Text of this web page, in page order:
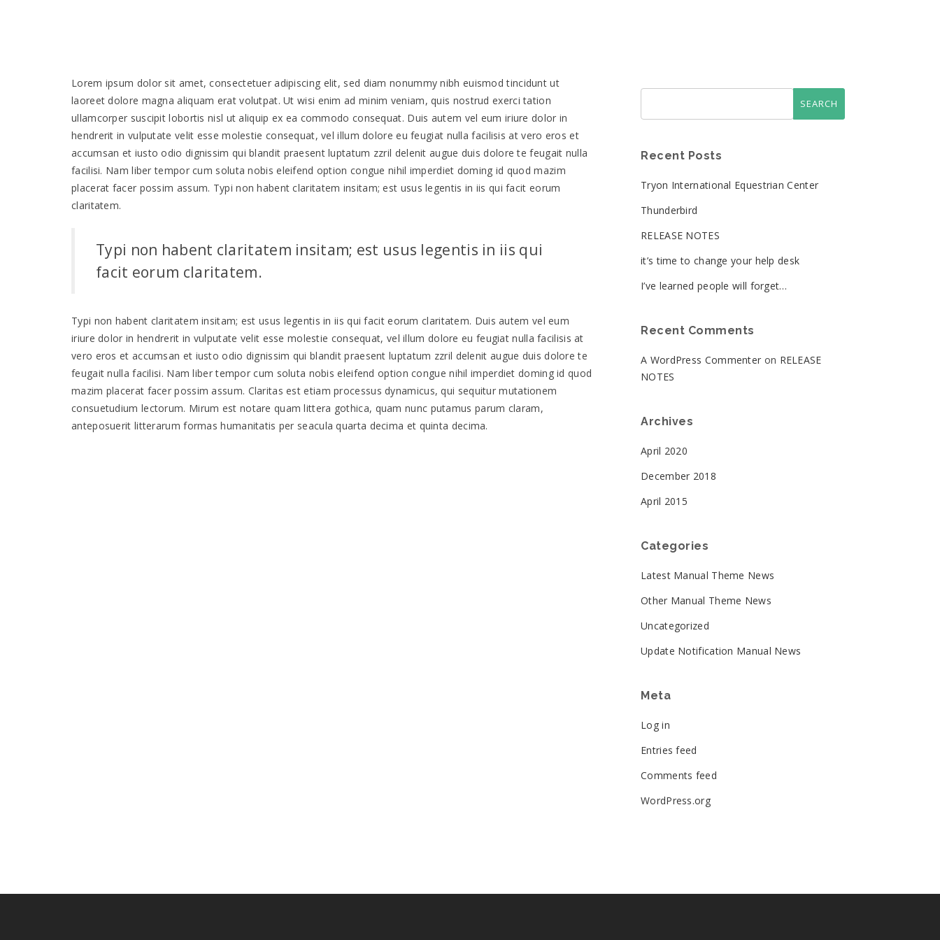
Lorem ipsum dolor sit amet, consectetuer adipiscing elit, sed diam nonummy nibh euismod tincidunt ut
laoreet dolore magna aliquam erat volutpat. Ut wisi enim ad minim veniam, quis nostrud exerci tation
ullamcorper suscipit lobortis nisl ut aliquip ex ea commodo consequat. Duis autem vel eum iriure dolor in
hendrerit in vulputate velit esse molestie consequat, vel illum dolore eu feugiat nulla facilisis at vero eros et
accumsan et iusto odio dignissim qui blandit praesent luptatum zzril delenit augue duis dolore te feugait nulla
facilisi. Nam liber tempor cum soluta nobis eleifend option congue nihil imperdiet doming id quod mazim
placerat facer possim assum. Typi non habent claritatem insitam; est usus legentis in iis qui facit eorum
claritatem.
Typi non habent claritatem insitam; est usus legentis in iis qui
facit eorum claritatem.
Typi non habent claritatem insitam; est usus legentis in iis qui facit eorum claritatem. Duis autem vel eum
iriure dolor in hendrerit in vulputate velit esse molestie consequat, vel illum dolore eu feugiat nulla facilisis at
vero eros et accumsan et iusto odio dignissim qui blandit praesent luptatum zzril delenit augue duis dolore te
feugait nulla facilisi. Nam liber tempor cum soluta nobis eleifend option congue nihil imperdiet doming id quod
mazim placerat facer possim assum. Claritas est etiam processus dynamicus, qui sequitur mutationem
consuetudium lectorum. Mirum est notare quam littera gothica, quam nunc putamus parum claram,
anteposuerit litterarum formas humanitatis per seacula quarta decima et quinta decima.
Recent Posts
Tryon International Equestrian Center
Thunderbird
RELEASE NOTES
it’s time to change your help desk
I’ve learned people will forget…
Recent Comments
A WordPress Commenter on RELEASE
NOTES
Archives
April 2020
December 2018
April 2015
Categories
Latest Manual Theme News
Other Manual Theme News
Uncategorized
Update Notification Manual News
Meta
Log in
Entries feed
Comments feed
WordPress.org